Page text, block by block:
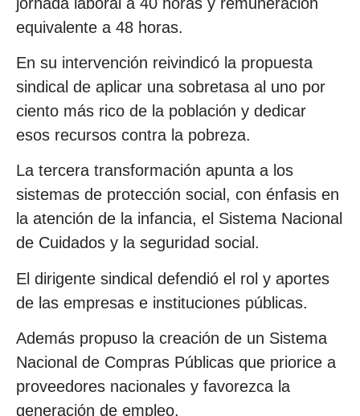
equivalente a 48 horas.
En su intervención reivindicó la propuesta
sindical de aplicar una sobretasa al uno por
ciento más rico de la población y dedicar
esos recursos contra la pobreza.
La tercera transformación apunta a los
sistemas de protección social, con énfasis en
la atención de la infancia, el Sistema Nacional
de Cuidados y la seguridad social.
El dirigente sindical defendió el rol y aportes
de las empresas e instituciones públicas.
Además propuso la creación de un Sistema
Nacional de Compras Públicas que priorice a
proveedores nacionales y favorezca la
generación de empleo.